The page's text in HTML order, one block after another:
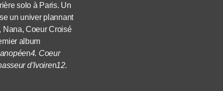
solo à Paris. Un
un univer plannant
Nana, Coeur Croisé
album
n4. Coeur
d’Ivoiren12.